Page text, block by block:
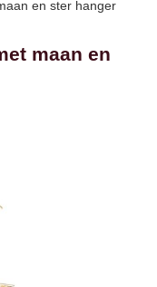
en ster hanger
maan en